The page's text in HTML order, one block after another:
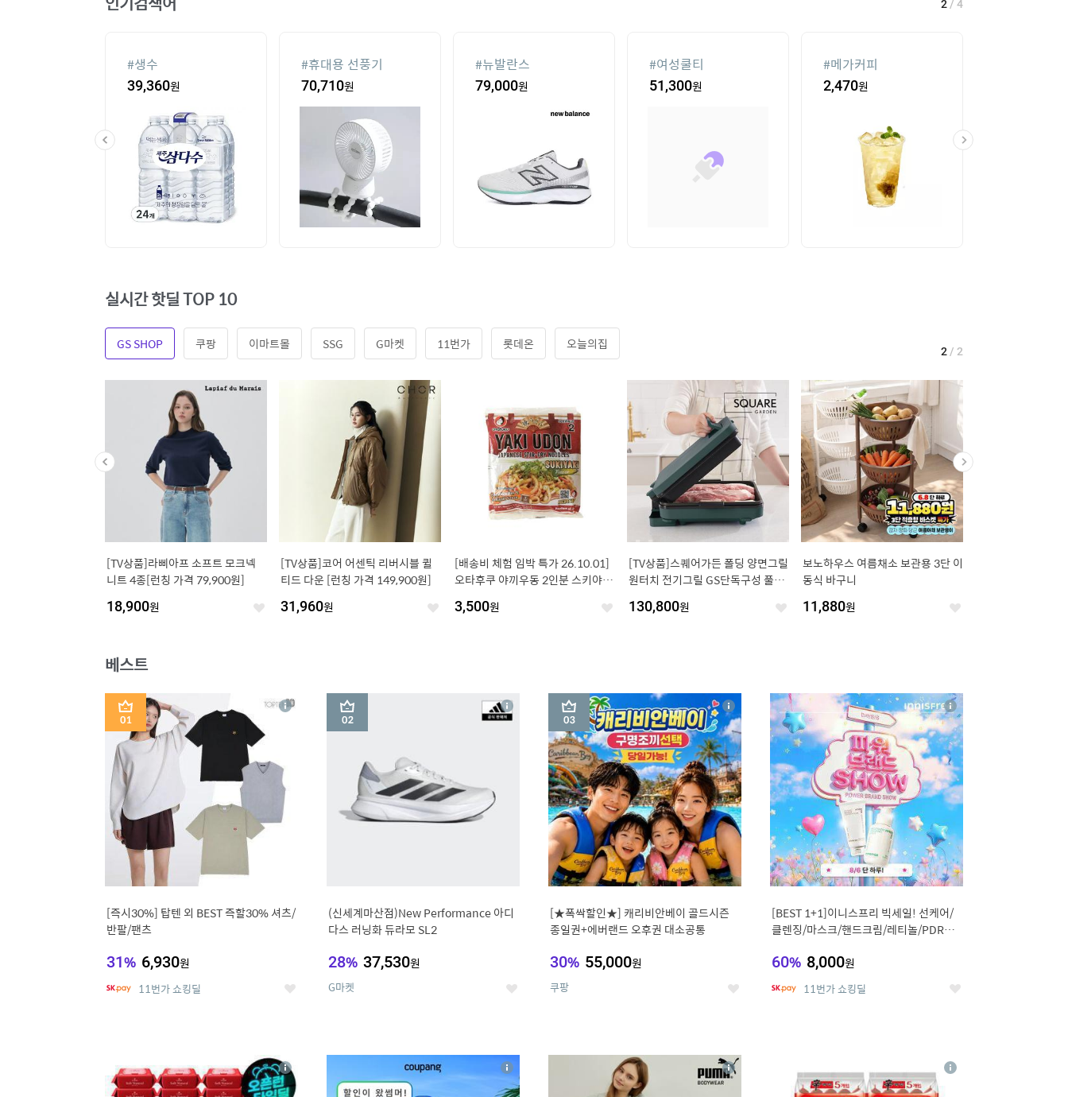
#생수
39,360원
#휴대용 선풍기
70,710원
#뉴발란스
79,000원
#여성쿨티
51,300원
#메가커피
2,470원
2 / 4
실시간 핫딜 TOP 10
GS SHOP 쿠팡 이마트몰 SSG G마켓 11번가 롯데온 오늘의집
[TV상품]라삐아프 소프트 모크넥
니트 4종[런칭 가격 79,900원]
18,900원 좋
[TV상품]코어 어센틱 리버시블 퀼
티드 다운 [런칭 가격 149,900원]
31,960원 좋
[배송비 체험 임박 특가 26.10.01]
오타후쿠 야끼우동 2인분 스키야키
3,500원 좋
[TV상품]스퀘어가든 폴딩 양면그릴
원터치 전기그릴 GS단독구성 풀세
130,800원 좋
보노하우스 여름채소 보관용 3단 이
동식 바구니
11,880원 좋
2 / 2
베스트
1
[즉시30%] 탑텐 외 BEST 즉할30% 셔츠/
반팔/팬츠
31% 6,930원
11번가 쇼킹딜 좋
상
2
(신세계마산점)New Performance 아디
다스 러닝화 듀라모 SL2
28% 37,530원
G마켓 좋
상
세
3
[★폭싹할인★] 캐리비안베이 골드시즌
종일권+에버랜드 오후권 대소공통
30% 55,000원
쿠팡 좋
상
세
4
[BEST 1+1]이니스프리 빅세일! 선케어/
클렌징/마스크/핸드크림/레티놀/PDRN/
60% 8,000원
11번가 쇼킹딜 좋
상
세
상
세
6
상
세
7
상
세
상